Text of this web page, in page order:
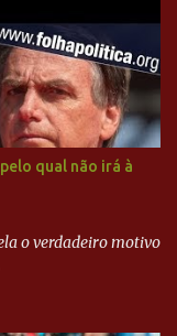
Agência Brasil) O
confirmaram à
em planilhas da
Geraldo
disse ter negociado
como o
Serra em 2010 Leia
qual não irá à
o verdadeiro motivo